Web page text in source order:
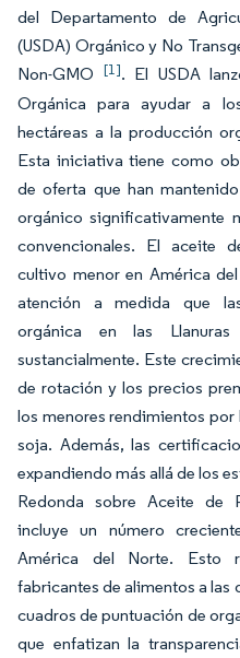
del Departamento de
(USDA) Orgánico y No
Non-GMO [1]. El USDA
Orgánica para ayudar a
hectáreas a la producción
Esta iniciativa tiene como
de oferta que han
orgánico significativamente
convencionales. El aceite
cultivo menor en América
atención a medida que
orgánica en las
sustancialmente. Este
de rotación y los precios
los menores rendimientos
soja. Además, las
expandiendo más allá de los
Redonda sobre Aceite de
incluye un número
América del Norte. Esto
fabricantes de alimentos a las
cuadros de puntuación de
que enfatizan la